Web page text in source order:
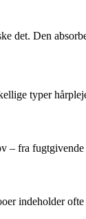
det. Den
typer
fra
indeholder